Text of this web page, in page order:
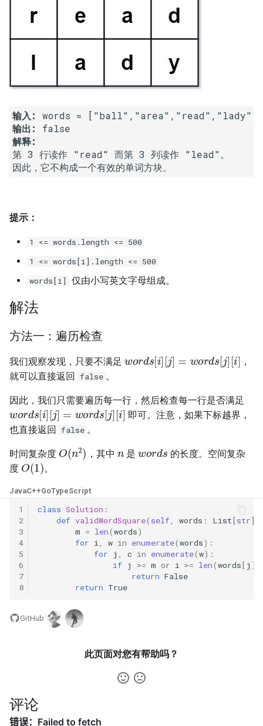
36. 二叉搜索树与双向链表
37. 序列化二叉树
38. 字符串的排列
的数字
40. 最小的 k 个数
41. 数据流中的中位数
数
45. 把数组排成最小的数
46. 把数字翻译成字符串
47. 礼物的最大价值
符串
49. 丑数
50. 第一个只出现一次的字符
51. 数组中的逆序对
52. 两个链表的第一个公共节
53.1. 在排序数组中查找数字 I
53.2. ～ n-1 中缺失的数字
54. 二叉搜索树的第 k 大节点
56.1. 数组中数字出现的次数
34. 外星语言是否排序
35. 最小时间差
36. 后缀表达式
37. 小行星碰撞
38. 每日温度
39. 直方图最大矩形面积
42. 最近请求次数
43. 往完全二叉树添加节点
44. 二叉树每层的最大值
45. 二叉树最底层最左边的值
46. 二叉树的右侧视图
47. 二叉树剪枝
48. 序列化与反序列化二叉树
49. 从根节点到叶节点的路径
数字之和
51. 节点之和最大的路径
52. 展平二叉搜索树
53. 二叉搜索树中的中序后继
54. 所有大于等于节点的值之
55. 二叉搜索树迭代器
56. 二叉搜索树中两个节点之
和
5.7. 配对交换
5.8. 绘制直线
8.1. 三步问题
8.2. 迷路的机器人
8.3. 魔术索引
8.6. 汉诺塔问题
8.7. 无重复字符串的排列组合
8.8. 有重复字符串的排列组合
8.9. 括号
8.10. 颜色填充
8.11. 硬币
8.12. 八皇后
8.13. 堆箱子
8.14. 布尔运算
10.1. 合并排序的数组
10.2. 变位词组
10.3. 搜索旋转数组
16.1. 交换数字
输入:
输出:
解释:
第 3 行读作 "read" 而第 3 列读作 "lead"。
提示：
1 <= words.length <= 500
1 <= words[i].length <= 500
words[i]
仅由小写英文字母组成。
解法
方法一：遍历检查
我们观察发现，只要不满足
rd s[i ][ r d s[j]
，
就可以直接返回 false 。
因此，我们只需要遍历每一行，然后检查每一行是否满足
words[i][j]=words[j][i]
即可。注意，如果下标越界，
也直接返回 false 。
时间复杂度 O( n2 ，其中 是
的长度。空间复杂
度
O(1)
。
JavaC++GoTypeScript
1
2
3
4
5
6
7
8
class Solution :
def validWordSquare( self, words : List[str])
m = len(words)
for i, w in enumerate(words):
for
j , c in enumerate(w):
if j >= m or i >= len(words[ j ])
return False
return True
GitHub
此页面对您有帮助吗？
评论